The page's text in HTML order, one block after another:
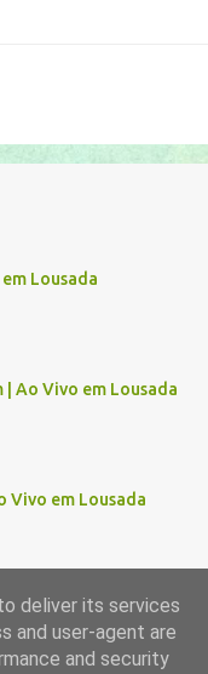
Lousada
Ao Vivo em Lousada
Vivo em Lousada
deliver its services
and user-agent are
and security